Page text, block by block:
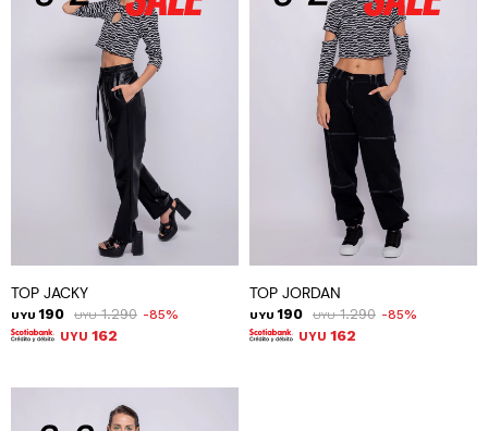
TOP JACKY
UYU 190 UYU 1.290 85
UYU 162
TOP JORDAN
UYU 190 UYU 1.290 85
UYU 162